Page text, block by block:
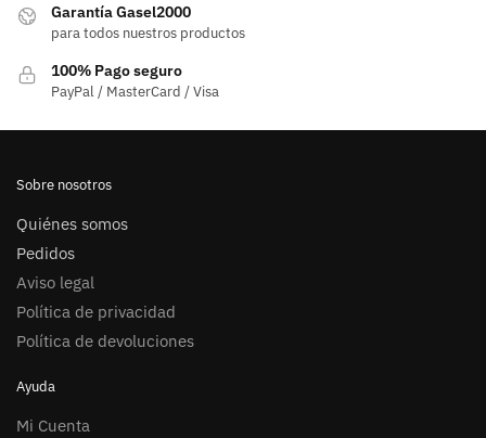
Garantía Gasel2000
para todos nuestros productos
100% Pago seguro
PayPal / MasterCard / Visa
Sobre nosotros
Quiénes somos
Pedidos
Aviso legal
Política de privacidad
Política de devoluciones
Ayuda
Mi Cuenta